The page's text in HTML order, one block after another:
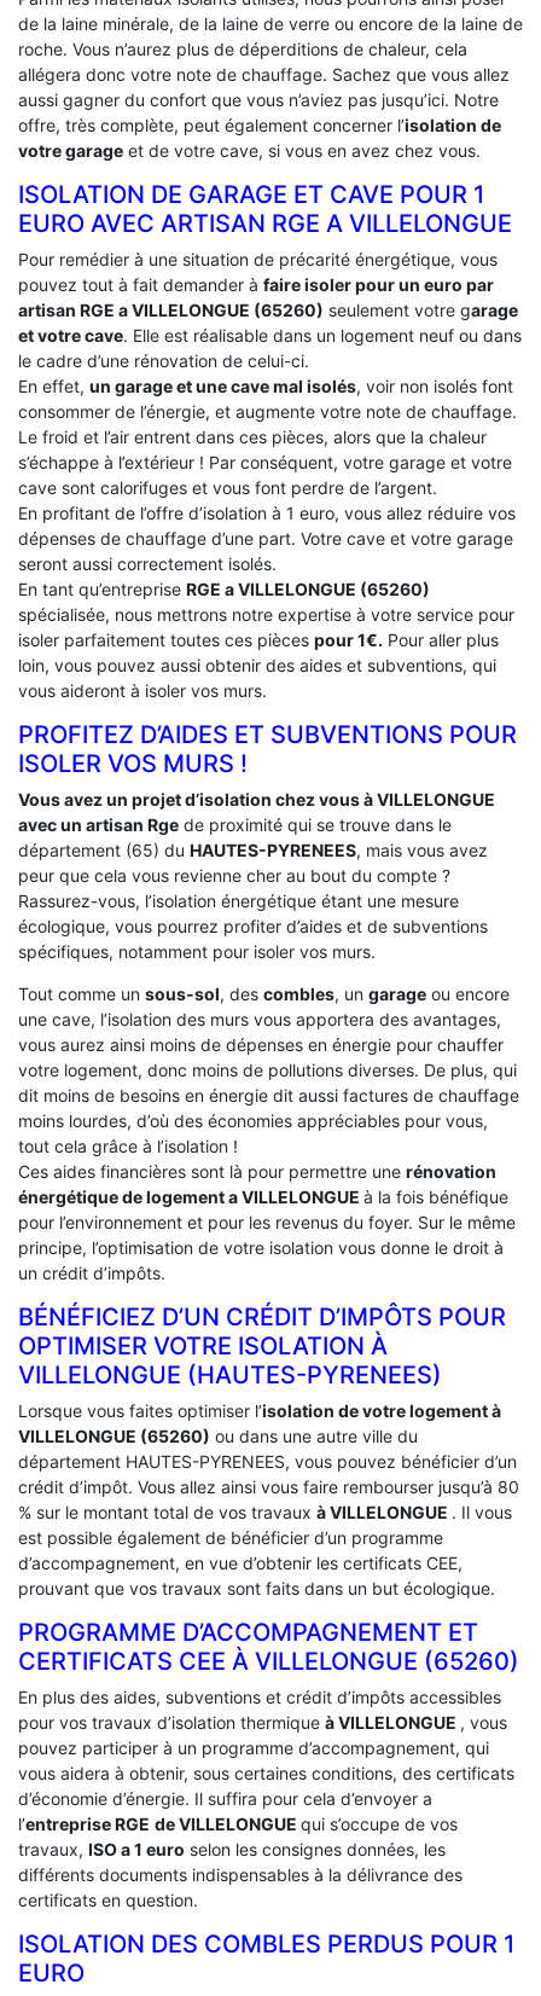
de la laine minérale, de la laine de verre ou encore de la laine de
roche. Vous n’aurez plus de déperditions de chaleur, cela
allégera donc votre note de chauffage. Sachez que vous allez
aussi gagner du confort que vous n’aviez pas jusqu’ici. Notre
offre, très complète, peut également concerner l’isolation de
votre garage et de votre cave, si vous en avez chez vous.
ISOLATION DE GARAGE ET CAVE POUR 1
EURO AVEC ARTISAN RGE A VILLELONGUE
Pour remédier à une situation de précarité énergétique, vous
pouvez tout à fait demander à faire isoler pour un euro par
artisan RGE a VILLELONGUE (65260) seulement votre garage
et votre cave. Elle est réalisable dans un logement neuf ou dans
le cadre d’une rénovation de celui-ci.
En effet, un garage et une cave mal isolés, voir non isolés font
consommer de l’énergie, et augmente votre note de chauffage.
Le froid et l’air entrent dans ces pièces, alors que la chaleur
s’échappe à l’extérieur ! Par conséquent, votre garage et votre
cave sont calorifuges et vous font perdre de l’argent.
En profitant de l’offre d’isolation à 1 euro, vous allez réduire vos
dépenses de chauffage d’une part. Votre cave et votre garage
seront aussi correctement isolés.
En tant qu’entreprise RGE a VILLELONGUE (65260)
spécialisée, nous mettrons notre expertise à votre service pour
isoler parfaitement toutes ces pièces pour 1€. Pour aller plus
loin, vous pouvez aussi obtenir des aides et subventions, qui
vous aideront à isoler vos murs.
PROFITEZ D’AIDES ET SUBVENTIONS POUR
ISOLER VOS MURS !
Vous avez un projet d’isolation chez vous à VILLELONGUE
avec un artisan Rge de proximité qui se trouve dans le
département (65) du HAUTES-PYRENEES, mais vous avez
peur que cela vous revienne cher au bout du compte ?
Rassurez-vous, l’isolation énergétique étant une mesure
écologique, vous pourrez profiter d’aides et de subventions
spécifiques, notamment pour isoler vos murs.
Tout comme un sous-sol, des combles, un garage ou encore
une cave, l’isolation des murs vous apportera des avantages,
vous aurez ainsi moins de dépenses en énergie pour chauffer
votre logement, donc moins de pollutions diverses. De plus, qui
dit moins de besoins en énergie dit aussi factures de chauffage
moins lourdes, d’où des économies appréciables pour vous,
tout cela grâce à l’isolation !
Ces aides financières sont là pour permettre une rénovation
énergétique de logement aVILLELONGUE à la fois bénéfique
pour l’environnement et pour les revenus du foyer. Sur le même
principe, l’optimisation de votre isolation vous donne le droit à
un crédit d’impôts.
BÉNÉFICIEZ D’UN CRÉDIT D’IMPÔTS POUR
OPTIMISER VOTRE ISOLATION À
‎VILLELONGUE (HAUTES-PYRENEES)
Lorsque vous faites optimiser l’isolation de votre logement à
VILLELONGUE (65260) ou dans une autre ville du
département HAUTES-PYRENEES, vous pouvez bénéficier d’un
crédit d’impôt. Vous allez ainsi vous faire rembourser jusqu’à 80
% sur le montant total de vos travaux à VILLELONGUE . Il vous
est possible également de bénéficier d’un programme
d’accompagnement, en vue d’obtenir les certificats CEE,
prouvant que vos travaux sont faits dans un but écologique.
PROGRAMME D’ACCOMPAGNEMENT ET
CERTIFICATS CEE À ‎VILLELONGUE (65260)
En plus des aides, subventions et crédit d’impôts accessibles
pour vos travaux d’isolation thermique à VILLELONGUE , vous
pouvez participer à un programme d’accompagnement, qui
vous aidera à obtenir, sous certaines conditions, des certificats
d’économie d’énergie. Il suffira pour cela d’envoyer a
l’entreprise RGE de VILLELONGUE qui s’occupe de vos
travaux, ISO a 1 euro selon les consignes données, les
différents documents indispensables à la délivrance des
certificats en question.
ISOLATION DES COMBLES PERDUS POUR 1
EURO